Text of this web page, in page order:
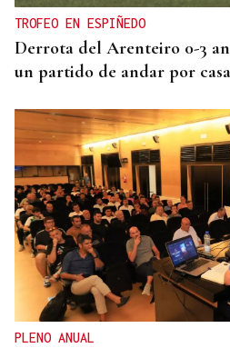
TROFEO EN ESPIÑEDO
Derrota del Arenteiro 0-3
un partido de andar por casa
PLENO ANUAL